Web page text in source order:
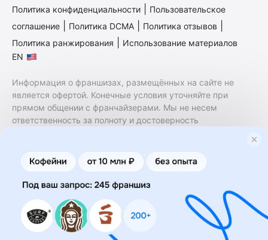
Политика конфиденциальности
Пользовательское
соглашение
Политика DCMA Политика отзывов
Политика ранжирования
Использование материалов
EN
Информация о франшизах, размещённых на сайте не
является офертой. Конечные условия уточняйте при
прямом общении с франчайзерами. Мы не несем
ответственность за полноту и достоверность
финансовые услуги. Заключение договоров
коммерческой концессии (франчайзинга) осуществляется
правообладателями/их представителями. Бизнесменс.ру
не является посредником или представителем
правообладателя и не несет ответственность за условия
предоставления франшизы и действия лиц,
осуществленные на основании информации, имеющейся